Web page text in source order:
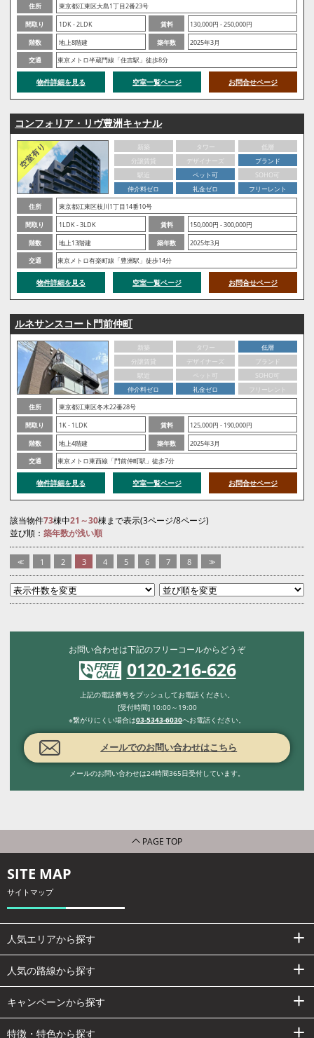
住所
東京都江東区大島1丁目2番23号
間取り
1DK - 2LDK 賃料
130,000円 - 250,000円
階数
地上8階建 築年数
2025年3月
交通
東京メトロ半蔵門線「住吉駅」徒歩8分
物件詳細を見る 空室一覧ページ お問合せページ
コンフォリア・リヴ豊洲キャナル
新築 タワー
低層
分譲賃貸
デザイナーズ
ブランド
駅近
ペット可
SOHO可
仲介料ゼロ
礼金ゼロ
フリーレント
住所
東京都江東区枝川1丁目14番10号
間取り
1LDK - 3LDK 賃料
150,000円 - 300,000円
階数
地上13階建 築年数
2025年3月
交通
東京メトロ有楽町線「豊洲駅」徒歩14分
物件詳細を見る 空室一覧ページ お問合せページ
ルネサンスコート門前仲町
新築 タワー
低層
分譲賃貸
デザイナーズ
ブランド
駅近
ペット可
SOHO可
仲介料ゼロ
礼金ゼロ
フリーレント
住所
東京都江東区冬木22番28号
間取り
1K - 1LDK 賃料
125,000円 - 190,000円
階数
地上4階建 築年数
2025年3月
交通
東京メトロ東西線「門前仲町駅」徒歩7分
物件詳細を見る 空室一覧ページ お問合せページ
該当物件73棟中21～30棟まで表示(3ページ/8ページ)
並び順： 築年数が浅い順
<< 1 2 3 4 5 6 7 8 >>
お問い合わせは下記のフリーコールからどうぞ
0120-216-626
上記の電話番号をプッシュしてお電話ください。
[受付時間] 10:00～19:00
※繋がりにくい場合は03-5343-6030へお電話ください。
メールでのお問い合わせはこちら
メールのお問い合わせは24時間365日受付しています。
PAGE TOP
SITE MAP
サイトマップ
人気エリアから探す
人気の路線から探す
キャンペーンから探す
特徴・特色から探す